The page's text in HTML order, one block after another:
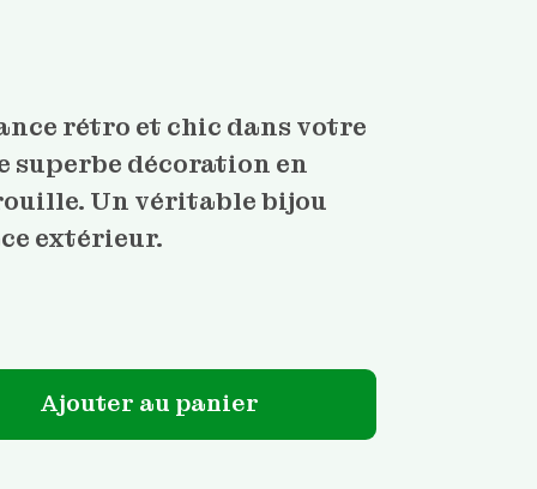
rétro et chic dans votre
superbe décoration en
Un véritable bijou
extérieur.
jardin design de feuilles
Ajouter au panier